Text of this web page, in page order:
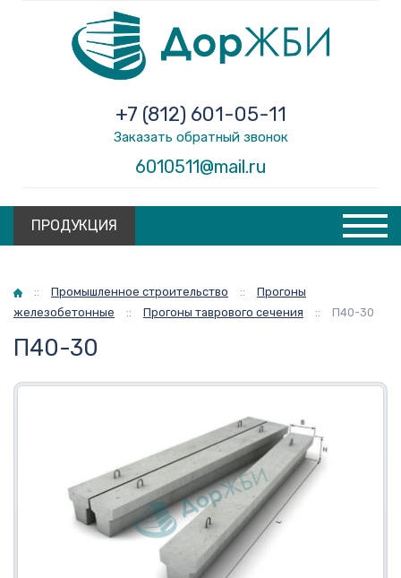
6010511@mail.ru
+7 (812) 601-05-11
Заказать обратный звонок
ПРОДУКЦИЯ
Главная
:: Промышленное строительство ::
Прогоны
железобетонные
:: Прогоны таврового сечения :: П40-30
П40-30